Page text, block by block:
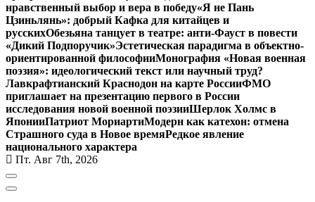
нравственный выбор и вера в победу«Я не Пань
Цзиньлянь»: добрый Кафка для китайцев и
русскихОбезьяна танцует в театре: анти-Фауст в повести
«Дикий Подпоручик»Эстетическая парадигма в объектно-
ориентированной философииМонография «Новая военная
поэзия»: идеологический текст или научный труд?
Лавкрафтианский Краснодон на карте РоссииФМО
приглашает на презентацию первого в России
исследования новой военной поэзииШерлок Холмс в
ЯпонииПатриот МориартиМодерн как катехон: отмена
Страшного суда в Новое времяРедкое явление
национального характера
Пт. Авг 7th, 2026